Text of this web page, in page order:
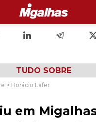
TUDO SOBRE
> Horácio Lafer
em